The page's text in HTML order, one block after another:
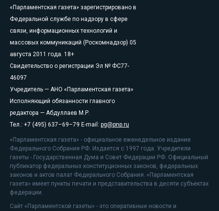
«Парламентская газета» зарегистрировано в
Федеральной службе по надзору в сфере
связи, информационных технологий и
массовых коммуникаций (Роскомнадзор) 05
августа 2011 года. 18+
Свидетельство о регистрации Эл № ФС77-
46097
Учредитель — АНО «Парламентская газета»
Исполняющий обязанности главного
редактора — Абдуллаев М.Р.
Тел.: +7 (495) 637–69–79 E-mail: pg@pnp.ru
«Парламентская газета» - официальное еженедельное издание
Федерального Собрания РФ. Издается с 1997 года. Учредители
газеты - Государственная Дума и Совет Федерации РФ. Официальный
публикатор федеральных конституционных законов, федеральных
законов и актов палат Федерального Собрания. «Парламентская
газета» имеет пункты печати и представительства в десяти субъектах
федерации.
Сайт «Парламентской газеты» - это оперативные новости и